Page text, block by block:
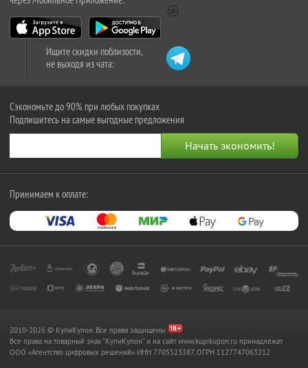
Ищите скидки поблизости,
не выходя из чата:
Сэкономьте до 90% при любых покупках
Подпишитесь на самые выгодные предложения
Принимаем к оплате:
2010-2026 © КупиКупон. Все права защищены.
Все права на товарный знак "КупиКупон" и на сайт www.kupikupon.ru принадлежат
OOO «Агентство цифровых решений» ИНН 7705523387, ОГРН 1127747063212